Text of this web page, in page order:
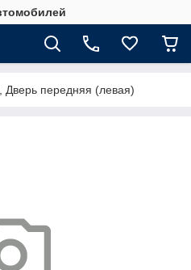
Дверь передняя (левая)